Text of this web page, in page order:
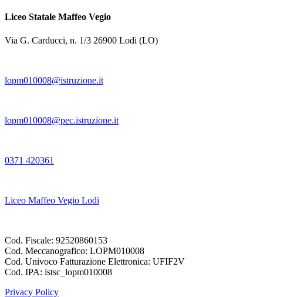
Liceo Statale Maffeo Vegio
Via G. Carducci, n. 1/3 26900 Lodi (LO)
lopm010008@istruzione.it
lopm010008@pec.istruzione.it
0371 420361
Liceo Maffeo Vegio Lodi
Cod. Fiscale: 92520860153
Cod. Meccanografico: LOPM010008
Cod. Univoco Fatturazione Elettronica: UFIF2V
Cod. IPA: istsc_lopm010008
Privacy Policy